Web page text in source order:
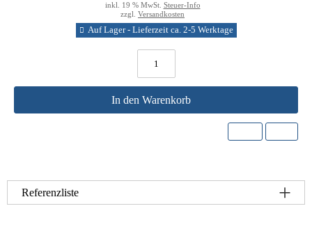
inkl. 19 % MwSt. Steuer-Info
zzgl. Versandkosten
Auf Lager - Lieferzeit ca. 2-5 Werktage
In den Warenkorb
Referenzliste